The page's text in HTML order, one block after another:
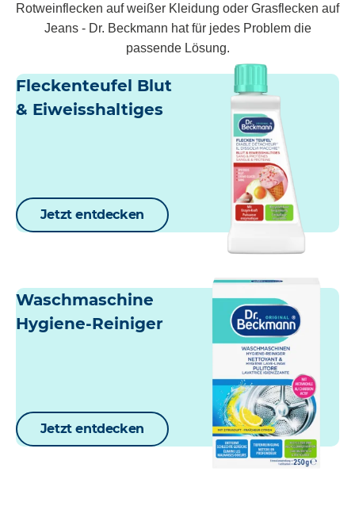
Rotweinflecken auf weißer Kleidung oder Grasflecken auf
Jeans - Dr. Beckmann hat für jedes Problem die
passende Lösung.
Fleckenteufel Blut
& Eiweisshaltiges
Jetzt entdecken
Waschmaschine
Hygiene-Reiniger
Jetzt entdecken